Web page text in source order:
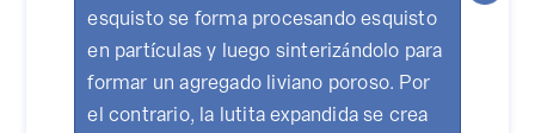
esquisto se forma procesando esquisto
en partículas y luego sinterizándolo para
formar un agregado liviano poroso. Por
el contrario, la lutita expandida se crea